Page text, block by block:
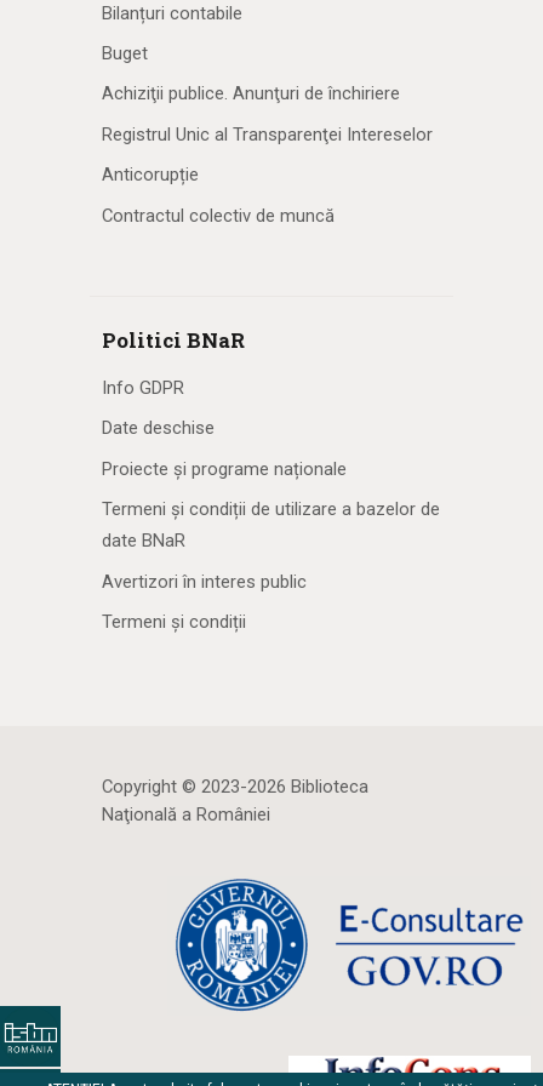
Bilanțuri contabile
Buget
Achiziţii publice. Anunţuri de închiriere
Registrul Unic al Transparenţei Intereselor
Anticorupție
Contractul colectiv de muncă
Politici BNaR
Info GDPR
Date deschise
Proiecte și programe naționale
Termeni și condiții de utilizare a bazelor de
date BNaR
Avertizori în interes public
Termeni și condiții
Copyright © 2023-2026 Biblioteca
Naţională a României